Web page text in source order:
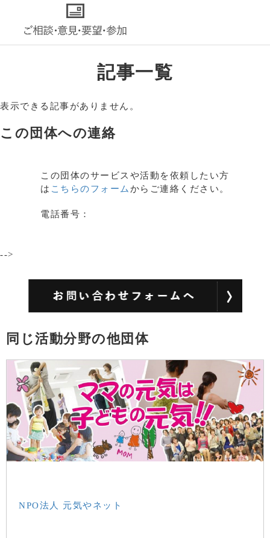
contact
記事一覧
表示できる記事がありません。
この団体への連絡
この団体のサービスや活動を依頼したい方
は こちらのフォーム からご連絡ください。
電話番号：
-->
同じ活動分野の他団体
NPO法人 元気やネット